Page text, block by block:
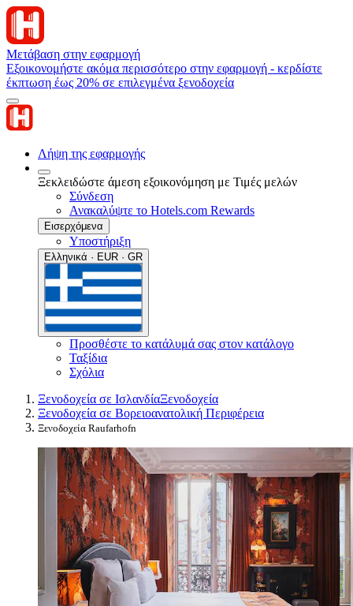
Μετάβαση στην εφαρμογή
Εξοικονομήστε ακόμα περισσότερο στην εφαρμογή - κερδίστε
έκπτωση έως 20% σε επιλεγμένα ξενοδοχεία
Λήψη της εφαρμογής
Ξεκλειδώστε άμεση εξοικονόμηση με Τιμές μελών
Σύνδεση
Ανακαλύψτε το Hotels.com Rewards
Εισερχόμενα
Υποστήριξη
Ελληνικά · EUR · GR
Προσθέστε το κατάλυμά σας στον κατάλογο
Ταξίδια
Σχόλια
Ξενοδοχεία σε ΙσλανδίαΞενοδοχεία
Ξενοδοχεία σε Βορειοανατολική Περιφέρεια
Ξενοδοχεία Raufarhofn